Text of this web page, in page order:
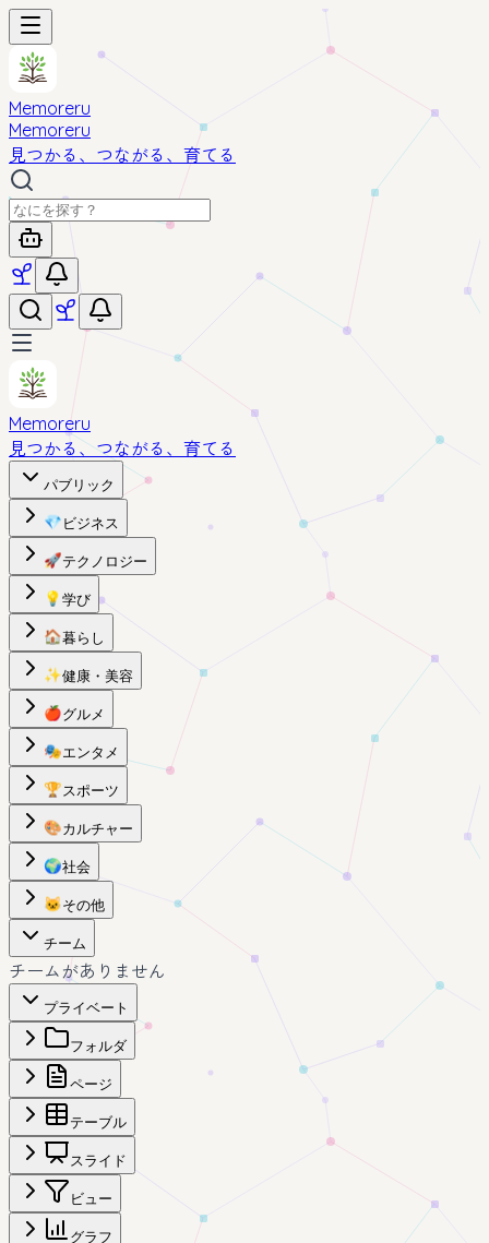
Memoreru
Memoreru
見つかる、つながる、育てる
Memoreru
見つかる、つながる、育てる
パブリック
💎 ビジネス
🚀テクノロジー
💡 学び
🏠暮らし
✨健康・美容
🍎グルメ
🎭エンタメ
🏆スポーツ
🎨カルチャー
🌍社会
🐱 その他
チーム
チームがありません
プライベート
フォルダ
ページ
テーブル
スライド
ビュー
グラフ